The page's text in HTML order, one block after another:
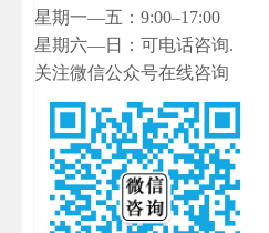
星期一—五：9:00–17:00
星期六—日：可电话咨询.
关注微信公众号在线咨询